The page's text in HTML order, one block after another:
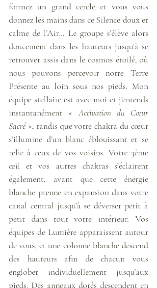
formez un grand cercle et vous vous
donnez les mains dans ce Silence doux et
calme de l’Air… Le groupe s’élève alors
doucement dans les hauteurs jusqu’à se
retrouver assis dans le cosmos étoilé, où
nous pouvons percevoir notre Terre
Présente au loin sous nos pieds. Mon
équipe stellaire est avec moi et j’entends
instantanément « Activation du Cœur
Sacré », tandis que votre chakra du cœur
s’illumine d’un blanc éblouissant et se
relie à ceux de vos voisins. Votre 3ème
œil et vos autres chakras s’éclairent
également, avant que cette énergie
blanche prenne en expansion dans votre
canal central jusqu’à se déverser petit à
petit dans tout votre intérieur. Vos
équipes de Lumière apparaissent autour
de vous, et une colonne blanche descend
des hauteurs afin de chacun vous
englober individuellement jusqu’aux
pieds. Des anneaux dorés descendent en